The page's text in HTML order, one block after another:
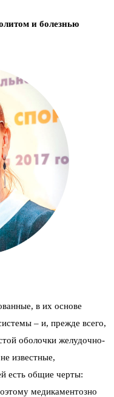
и болезнью
в их основе
– и, прежде всего,
оболочки желудочно-
известные,
есть общие черты:
медикаментозно